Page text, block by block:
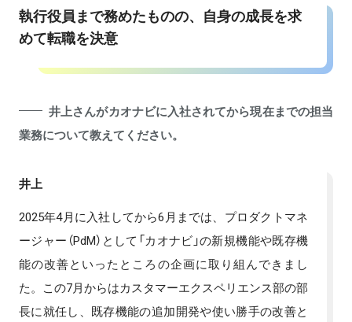
執行役員まで務めたものの、自身の成長を求
めて転職を決意
井上さんがカオナビに入社されてから現在までの担当
業務について教えてください。
井上
2025年4月に入社してから6月までは、プロダクトマネ
ージャー（PdM）として「カオナビ」の新規機能や既存機
能の改善といったところの企画に取り組んできまし
た。この7月からはカスタマーエクスペリエンス部の部
長に就任し、既存機能の追加開発や使い勝手の改善と